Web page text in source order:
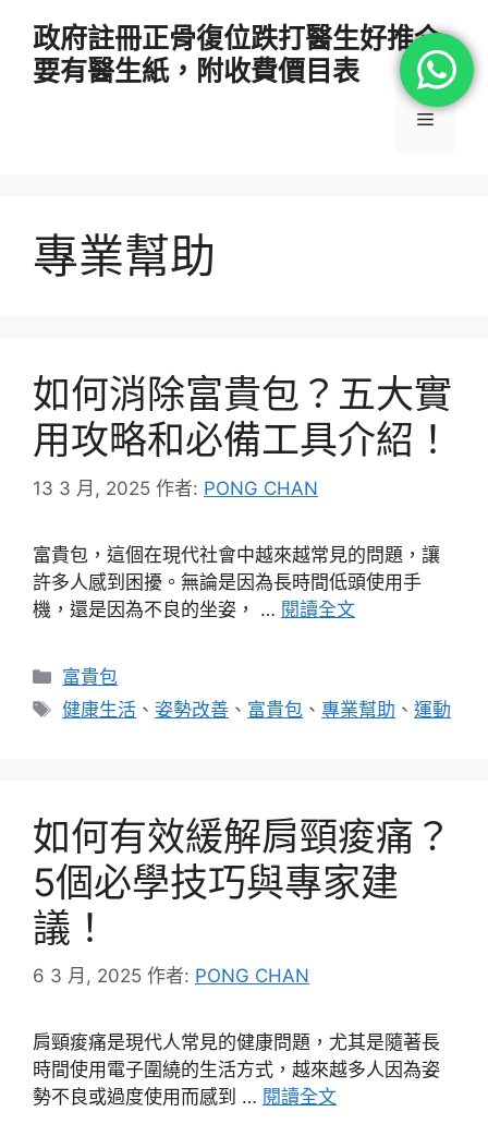
政府註冊正骨復位跌打醫生好推介
要有醫生紙，附收費價目表
選
專業幫助
如何消除富貴包？五大實
用攻略和必備工具介紹！
13 3 月, 2025 作者: PONG CHAN
富貴包，這個在現代社會中越來越常見的問題，讓
許多人感到困擾。無論是因為長時間低頭使用手
機，還是因為不良的坐姿， … 閱讀全文
分
類
富貴包
標
健康生活 、姿勢改善 、 富貴包 、專業幫助 、運動
如何有效緩解肩頸痠痛？
5個必學技巧與專家建
議！
6 3 月, 2025 作者: PONG CHAN
肩頸痠痛是現代人常見的健康問題，尤其是隨著長
時間使用電子圍繞的生活方式，越來越多人因為姿
勢不良或過度使用而感到 … 閱讀全文